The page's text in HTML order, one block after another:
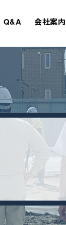
Q&A 会社案内